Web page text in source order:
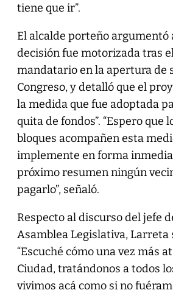
tiene que ir”.
El alcalde porteño argumentó
decisión fue motorizada tras
mandatario en la apertura de
Congreso, y detalló que el
la medida que fue adoptada
quita de fondos”. “Espero que
bloques acompañen esta
implemente en forma
próximo resumen ningún
pagarlo”, señaló.
Respecto al discurso del jefe
Asamblea Legislativa, Larreta
“Escuché cómo una vez más
Ciudad, tratándonos a todos
vivimos acá como si no